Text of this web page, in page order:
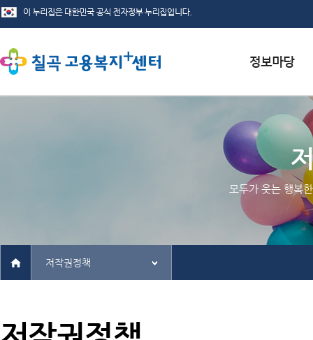
서식자료실
채용정보
인재정보
관련사이트
모두가 웃는 행복
저작권정책